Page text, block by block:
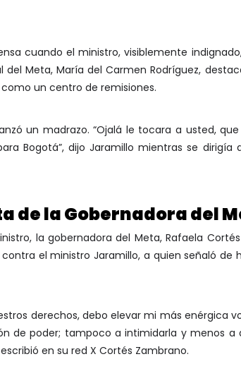
cuando el ministro, visiblemente
del Meta, María del Carmen Rodríguez,
un centro de remisiones.
un madrazo. “Ojalá le tocara a usted,
Bogotá”, dijo Jaramillo mientras se
de la Gobernadora del
la gobernadora del Meta, Rafaela
el ministro Jaramillo, a quien señaló
derechos, debo elevar mi más enérgica
de poder; tampoco a intimidarla y menos
en su red X Cortés Zambrano.